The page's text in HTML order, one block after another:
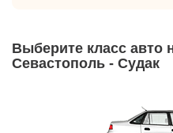
Выберите класс авто
Севастополь - Судак